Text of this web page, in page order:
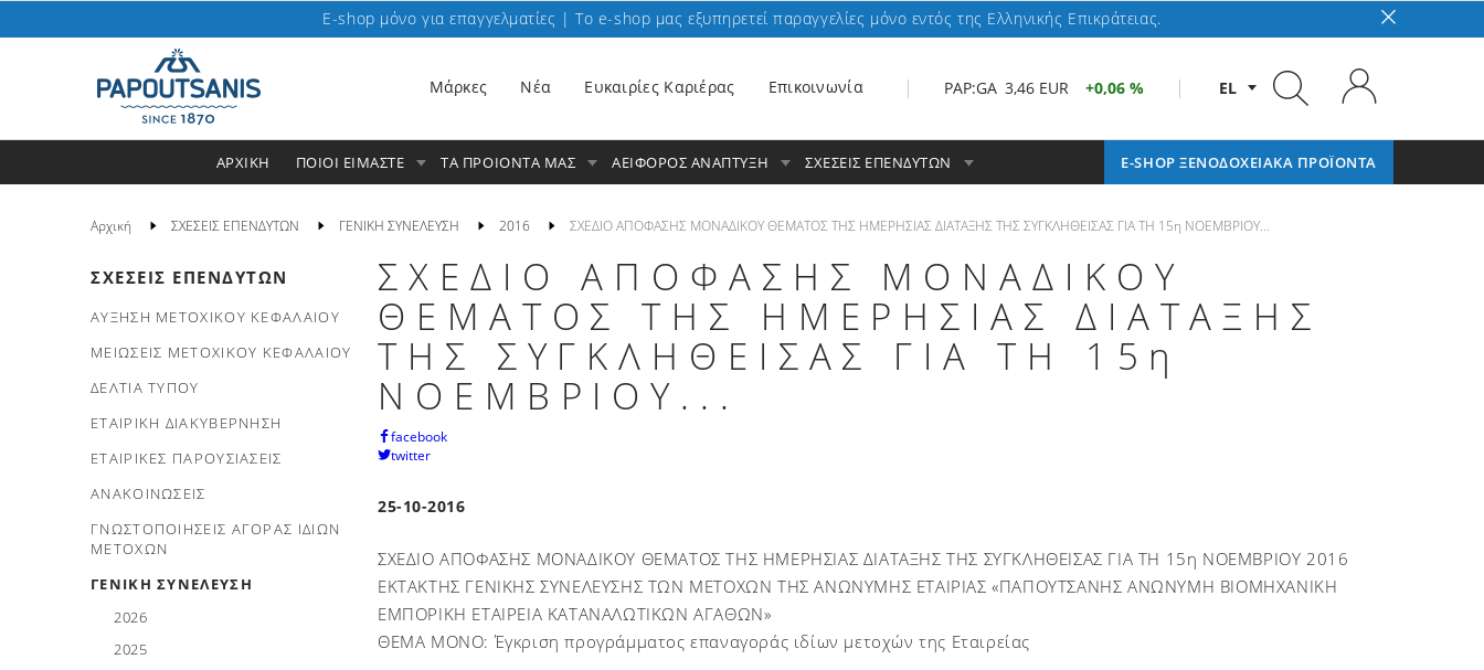
E-shop μόνο για επαγγελματίες | To e-shop μας εξυπηρετεί παραγγελίες μόνο εντός της Ελληνικής Επικράτειας.
EL
PAP:GA 3,46 EUR 0,06 %
Μάρκες Nέα Ευκαιρίες Καριέρας Επικοινωνία
ΑΡΧΙΚΗ ΠΟΙΟΙ ΕΙΜΑΣΤΕ E-SHOP ΞΕΝΟΔΟΧΕΙΑΚΑ ΠΡΟΪΟΝΤΑ
ΤΑ ΠΡΟΙΟΝΤΑ ΜΑΣ ΑΕΙΦΟΡΟΣ ΑΝΑΠΤΥΞΗ ΣΧΕΣΕΙΣ ΕΠΕΝΔΥΤΩΝ
Αρχική ΣΧΕΣΕΙΣ ΕΠΕΝΔΥΤΩΝ ΓΕΝΙΚΗ ΣΥΝΕΛΕΥΣΗ 2016 ΣΧΕΔΙΟ ΑΠΟΦΑΣΗΣ ΜΟΝΑΔΙΚΟΥ ΘΕΜΑΤΟΣ ΤΗΣ ΗΜΕΡΗΣΙΑΣ ΔΙΑΤΑΞΗΣ ΤΗΣ ΣΥΓΚΛΗΘΕΙΣΑΣ ΓΙΑ ΤΗ 15η ΝΟΕΜΒΡΙΟΥ...
ΣΧΕΣΕΙΣ ΕΠΕΝΔΥΤΩΝ
ΑΥΞΗΣΗ ΜΕΤΟΧΙΚΟΥ ΚΕΦΑΛΑΙΟΥ
ΜΕΙΩΣΕΙΣ ΜΕΤΟΧΙΚΟΥ ΚΕΦΑΛΑΙΟΥ
ΔΕΛΤΙΑ ΤΥΠΟΥ
ΕΤΑΙΡΙΚΗ ΔΙΑΚΥΒΕΡΝΗΣΗ
ΕΤΑΙΡΙΚΕΣ ΠΑΡΟΥΣΙΑΣΕΙΣ
ΑΝΑΚΟΙΝΩΣΕΙΣ
ΓΝΩΣΤΟΠΟΙΗΣΕΙΣ ΑΓΟΡΑΣ ΙΔΙΩΝ
ΜΕΤΟΧΩΝ
ΓΕΝΙΚΗ ΣΥΝΕΛΕΥΣΗ
2026
2025
ΣΧΕΔΙΟ ΑΠΟΦΑΣΗΣ ΜΟΝΑΔΙΚΟΥ
ΘΕΜΑΤΟΣ ΤΗΣ ΗΜΕΡΗΣΙΑΣ ΔΙΑΤΑΞΗΣ
ΤΗΣ ΣΥΓΚΛΗΘΕΙΣΑΣ ΓΙΑ ΤΗ 15η
ΝΟΕΜΒΡΙΟΥ...
facebook
twitter
25-10-2016
ΣΧΕΔΙΟ ΑΠΟΦΑΣΗΣ ΜΟΝΑΔΙΚΟΥ ΘΕΜΑΤΟΣ ΤΗΣ ΗΜΕΡΗΣΙΑΣ ΔΙΑΤΑΞΗΣ ΤΗΣ ΣΥΓΚΛΗΘΕΙΣΑΣ ΓΙΑ ΤΗ 15η ΝΟΕΜΒΡΙΟΥ 2016
ΕΚΤΑΚΤΗΣ ΓΕΝΙΚΗΣ ΣΥΝΕΛΕΥΣΗΣ ΤΩΝ ΜΕΤΟΧΩΝ ΤΗΣ ΑΝΩΝΥΜΗΣ ΕΤΑΙΡΙΑΣ «ΠΑΠΟΥΤΣΑΝΗΣ ΑΝΩΝΥΜΗ ΒΙΟΜΗΧΑΝΙΚΗ
ΕΜΠΟΡΙΚΗ ΕΤΑΙΡΕΙΑ ΚΑΤΑΝΑΛΩΤΙΚΩΝ ΑΓΑΘΩΝ»
ΘΕΜΑ ΜΟΝΟ: Έγκριση προγράμματος επαναγοράς ιδίων μετοχών της Εταιρείας